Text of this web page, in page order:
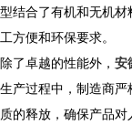
型结合了有机和无机
工方便和环保要求。
除了卓越的性能外， 安
生产过程中，制造商
质的释放，确保产品